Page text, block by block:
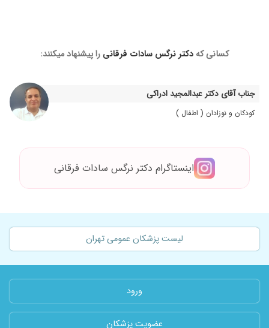
کسانی که دکتر نرگس سادات فرقانی را پیشنهاد میکنند:
جناب آقای دکتر عبدالمجید ادراکی
کودکان و نوزادان ( اطفال )
اینستاگرام دکتر نرگس سادات فرقانی
لیست پزشکان عمومی تهران
ورود
عضویت پزشکان